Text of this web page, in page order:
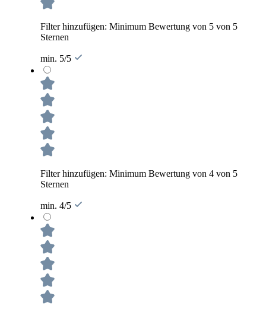
Filter hinzufügen: Minimum Bewertung von 5 von 5
Sternen
min. 5/5
Filter hinzufügen: Minimum Bewertung von 4 von 5
Sternen
min. 4/5